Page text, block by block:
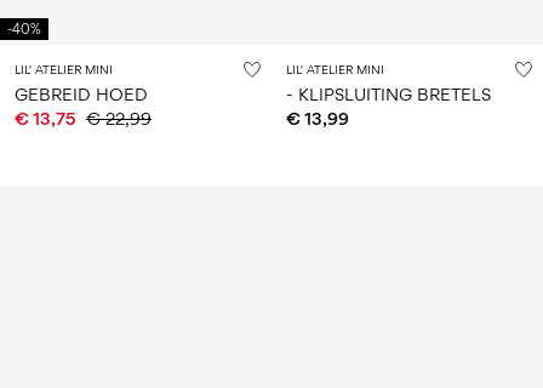
-40%
LIL' ATELIER MINI
GEBREID HOED
€ 13,75 € 22,99
LIL' ATELIER MINI
- KLIPSLUITING BRETELS
€ 13,99